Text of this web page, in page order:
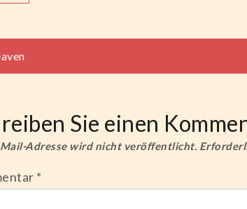
Sie einen
Adresse wird nicht veröffentlicht.
*